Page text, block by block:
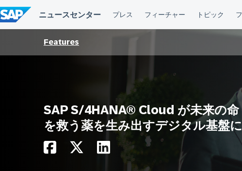
ン
テ
ン
Features
SAP S/4HANA® Cloud が未来の命
を救う薬を生み出すデジタル基盤に